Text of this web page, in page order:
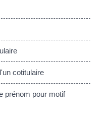
cotitulaire
prénom pour motif